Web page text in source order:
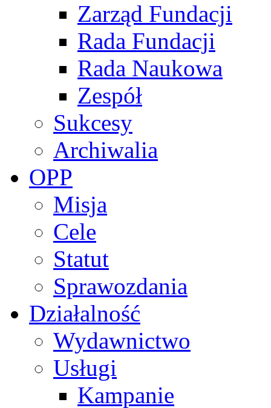
Zarząd Fundacji
Rada Fundacji
Rada Naukowa
Zespół
Sukcesy
Archiwalia
OPP
Misja
Cele
Statut
Sprawozdania
Działalność
Wydawnictwo
Usługi
Kampanie